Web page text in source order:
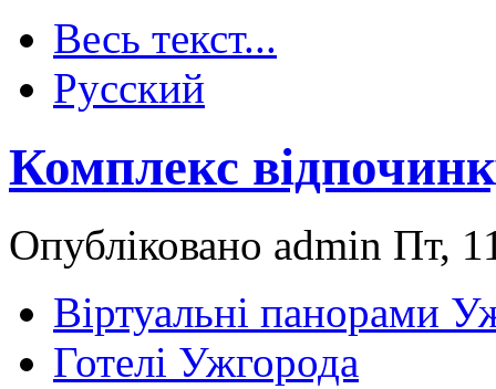
Весь текст...
Русский
Комплекс
Опубліковано admin Пт,
Віртуальні панорами
Готелі Ужгорода